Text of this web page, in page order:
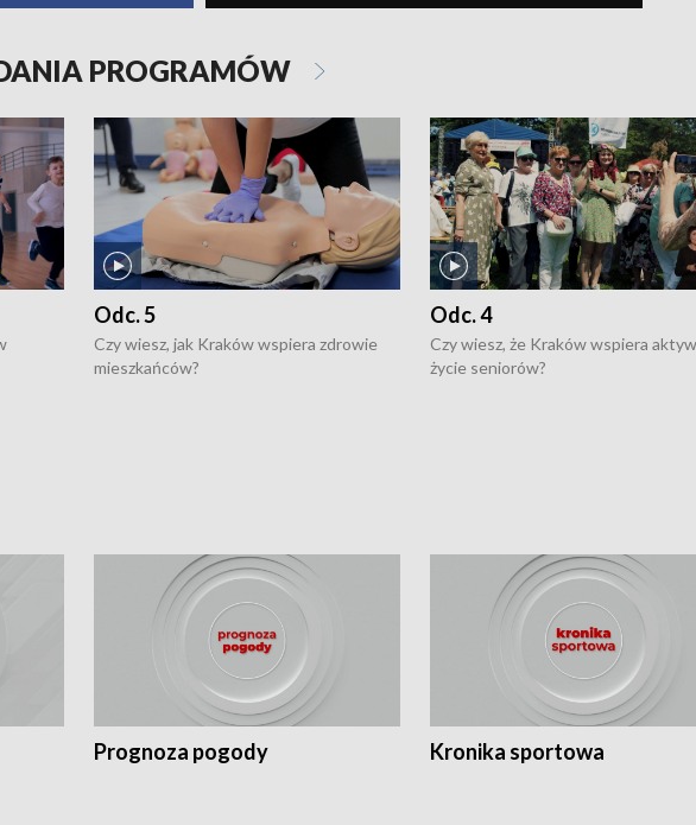
PROGRAMÓW
Odc. 5
Czy wiesz, jak Kraków wspiera zdrowie
mieszkańców?
Odc. 4
Czy wiesz, że Kraków wspiera
życie seniorów?
Prognoza pogody Kronika sportowa